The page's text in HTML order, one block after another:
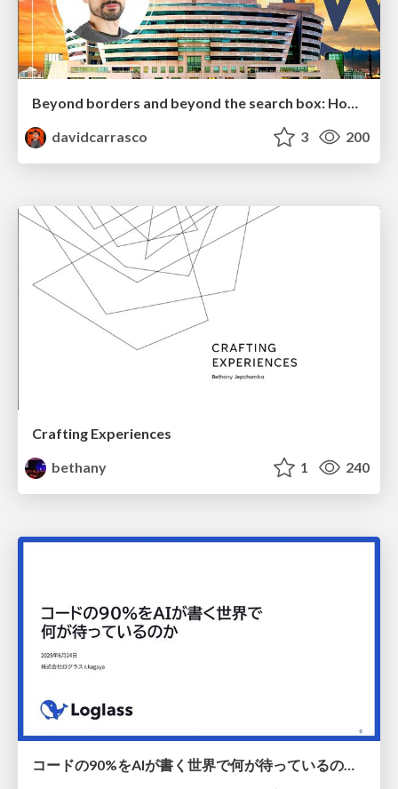
Beyond borders and beyond the search box: How to win the global "messy middle" with AI-driven SEO
davidcarrasco
3 200
Crafting Experiences
bethany
1 240